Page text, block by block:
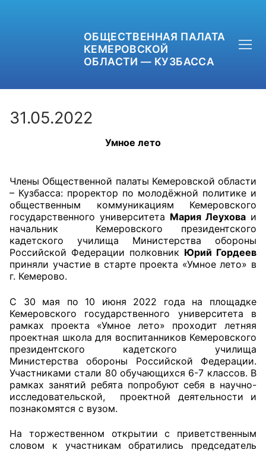
ОБЩЕСТВЕННАЯ ПАЛАТА
КЕМЕРОВСКОЙ
ОБЛАСТИ — КУЗБАССА
OPKO42@BK.RU
ОБРАТНАЯ СВЯЗЬ
Общественные советы
Общественные советы при территориальных
органах федеральных органов
исполнительной власти
Общественные советы по проведению
независимой оценки качества условий
31.05.2022
Умное лето
Члены Общественной палаты Кемеровской области
– Кузбасса: проректор по молодёжной политике и
общественным коммуникациям Кемеровского
государственного университета Мария Леухова и
начальник Кемеровского президентского
кадетского училища Министерства обороны
Российской Федерации полковник Юрий Гордеев
приняли участие в старте проекта «Умное лето» в
г. Кемерово.
С 30 мая по 10 июня 2022 года на площадке
Кемеровского государственного университета в
рамках проекта «Умное лето» проходит летняя
проектная школа для воспитанников Кемеровского
президентского кадетского училища
Министерства обороны Российской Федерации.
Участниками стали 80 обучающихся 6-7 классов. В
рамках занятий ребята попробуют себя в научно-
исследовательской, проектной деятельности и
познакомятся с вузом.
На торжественном открытии с приветственным
словом к участникам обратились председатель